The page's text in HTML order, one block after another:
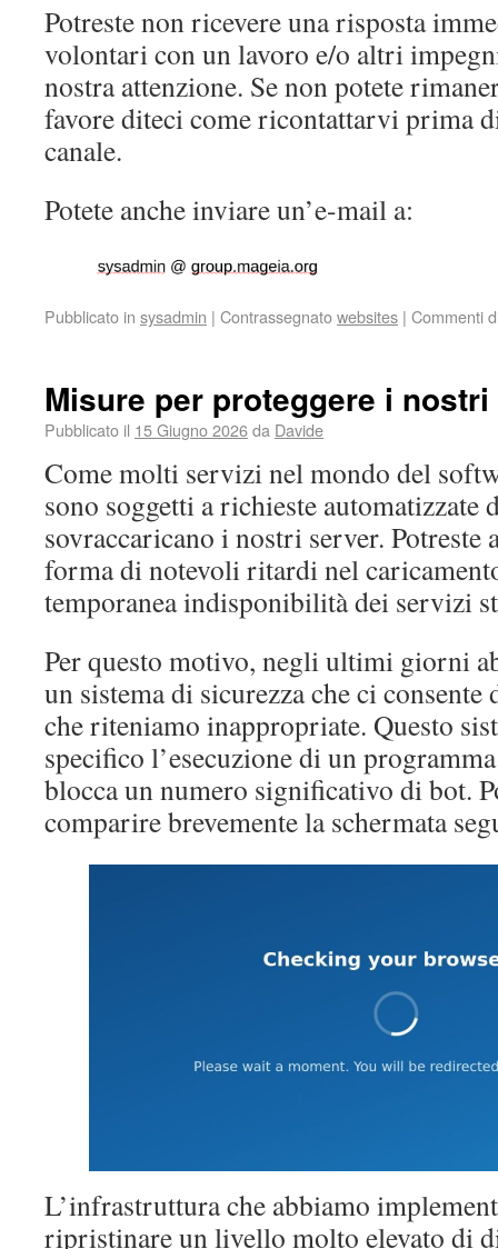
Potreste non ricevere una risposta
volontari con un lavoro e/o altri
nostra attenzione. Se non potete
favore diteci come ricontattarvi prima
canale.
Potete anche inviare un’e-mail a:
Pubblicato in sysadmin | Contrassegnatowebsites | Commenti
Misure per proteggere i
Pubblicato il 15 Giugno 2026da Davide
Come molti servizi nel mondo del
sono soggetti a richieste automatizzate
sovraccaricano i nostri server. Potreste
forma di notevoli ritardi nel
temporanea indisponibilità dei servizi
Per questo motivo, negli ultimi giorni
un sistema di sicurezza che ci
che riteniamo inappropriate. Questo
specifico l’esecuzione di un
blocca un numero significativo di bot.
comparire brevemente la schermata
L’infrastruttura che abbiamo
ripristinare un livello molto elevato di